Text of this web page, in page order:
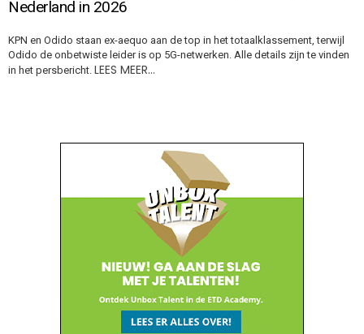
Nederland in 2026
KPN en Odido staan ex-aequo aan de top in het totaalklassement, terwijl
Odido de onbetwiste leider is op 5G-netwerken. Alle details zijn te vinden
in het persbericht. LEES MEER…